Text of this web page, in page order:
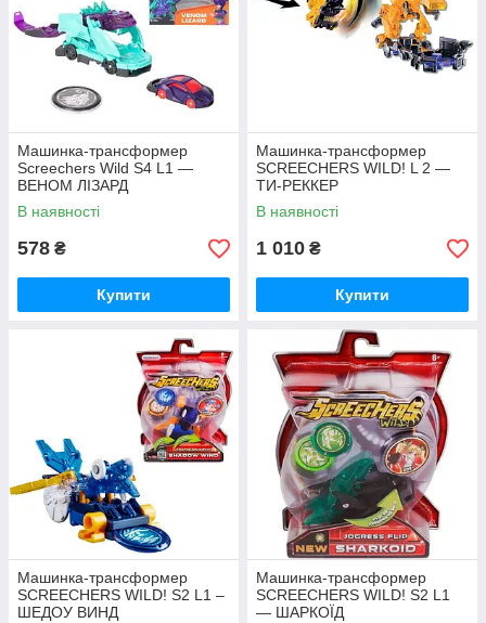
РОБОТИ, ТРАНСФОРМЕРИ
Інтерактивні фігурки, роботи, трансформери, моделі
на радіокеруванні – понад 300 моделей на вибір.
Дізнатися більше
Машинка-трансформер
Screechers Wild S4 L1 —
ВЕНОМ ЛІЗАРД
В наявності
578 ₴
Купити
Машинка-трансформер
SCREECHERS WILD! L 2 —
ТИ-РЕККЕР
В наявності
1 010 ₴
Купити
Машинка-трансформер
SCREECHERS WILD! S2 L1 –
ШЕДОУ ВИНД
Машинка-трансформер
SCREECHERS WILD! S2 L1
— ШАРКОЇД